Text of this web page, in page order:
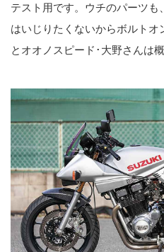
テスト用です。ウチのパーツも
はいじりたくないからボルトオ
とオオノスピード･大野さんは概